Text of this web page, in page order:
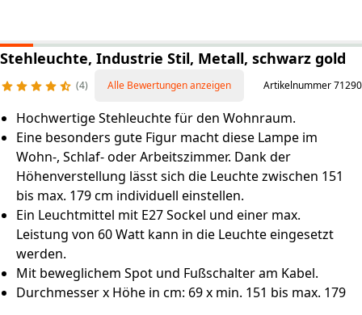
Stehleuchte, Industrie Stil, Metall, schwarz gold
4 Alle Bewertungen anzeigen Artikelnummer 71290
Hochwertige Stehleuchte für den Wohnraum.
Eine besonders gute Figur macht diese Lampe im
Wohn-, Schlaf- oder Arbeitszimmer. Dank der
Höhenverstellung lässt sich die Leuchte zwischen 151
bis max. 179 cm individuell einstellen.
Ein Leuchtmittel mit E27 Sockel und einer max.
Leistung von 60 Watt kann in die Leuchte eingesetzt
werden.
Mit beweglichem Spot und Fußschalter am Kabel.
Durchmesser x Höhe in cm: 69 x min. 151 bis max. 179